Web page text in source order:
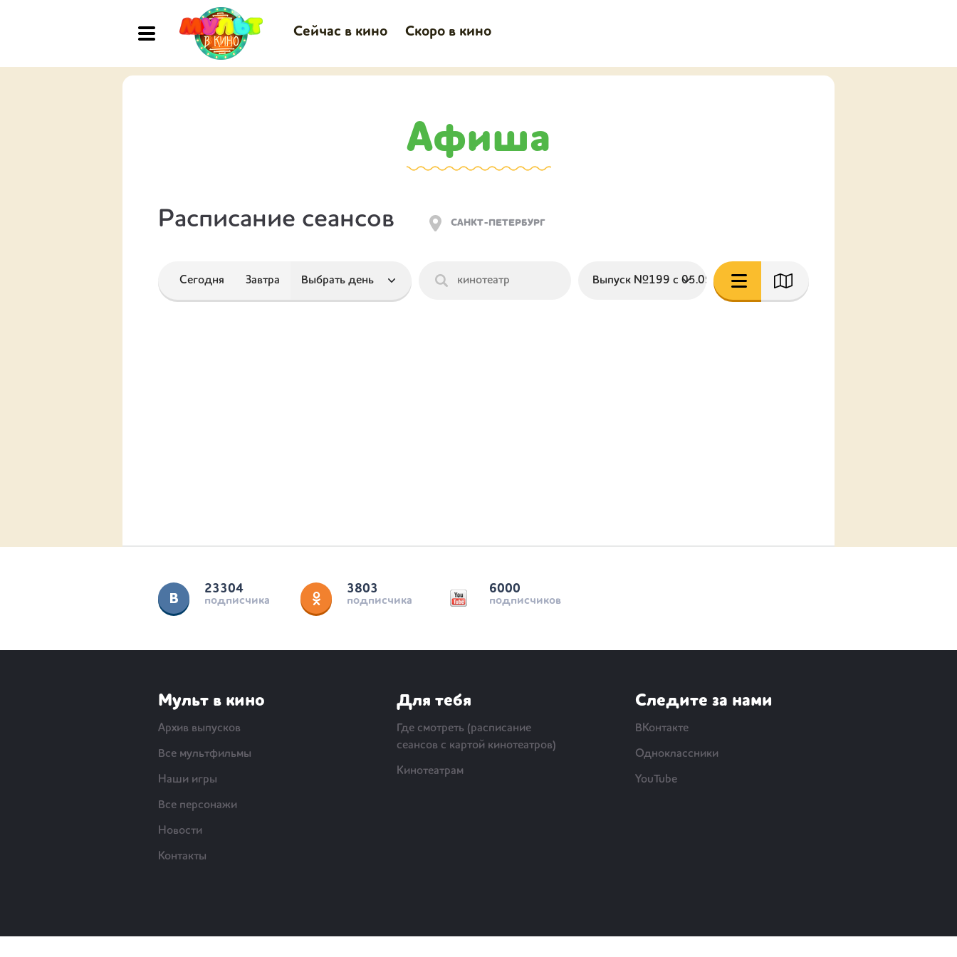
Сейчас в кино Скоро в кино
Афиша
Расписание сеансов
Сегодня Завтра
23304
подписчика
3803
подписчика
6000
подписчиков
Мульт в кино
Архив выпусков
Все мультфильмы
Наши игры
Все персонажи
Новости
Контакты
Для тебя
Где смотреть (расписание
сеансов с картой кинотеатров)
Кинотеатрам
Следите за нами
ВКонтакте
Одноклассники
YouTube